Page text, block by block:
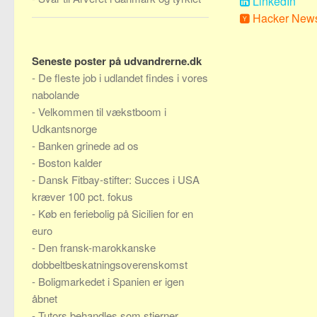
Hacker
Seneste poster på udvandrerne.dk
- De fleste job i udlandet findes i vores
nabolande
-Velkommen til vækstboom i
Udkantsnorge
- Banken grinede ad os
- Boston kalder
- Dansk Fitbay-stifter: Succes i USA
kræver 100 pct. fokus
- Køb en feriebolig på Sicilien for en
euro
- Den fransk-marokkanske
dobbeltbeskatningsoverenskomst
- Boligmarkedet i Spanien er igen
åbnet